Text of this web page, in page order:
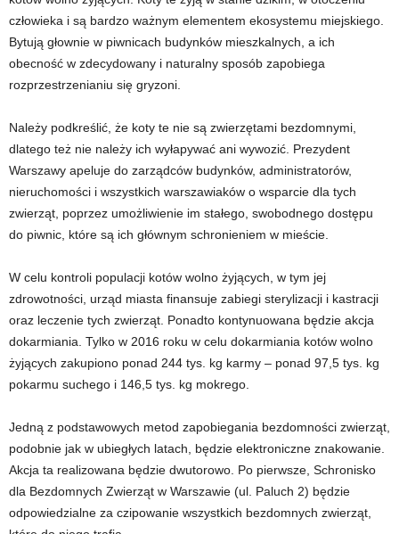
człowieka i są bardzo ważnym elementem ekosystemu miejskiego.
Bytują głownie w piwnicach budynków mieszkalnych, a ich
obecność w zdecydowany i naturalny sposób zapobiega
rozprzestrzenianiu się gryzoni.
Należy podkreślić, że koty te nie są zwierzętami bezdomnymi,
dlatego też nie należy ich wyłapywać ani wywozić. Prezydent
Warszawy apeluje do zarządców budynków, administratorów,
nieruchomości i wszystkich warszawiaków o wsparcie dla tych
zwierząt, poprzez umożliwienie im stałego, swobodnego dostępu
do piwnic, które są ich głównym schronieniem w mieście.
W celu kontroli populacji kotów wolno żyjących, w tym jej
zdrowotności, urząd miasta finansuje zabiegi sterylizacji i kastracji
oraz leczenie tych zwierząt. Ponadto kontynuowana będzie akcja
dokarmiania. Tylko w 2016 roku w celu dokarmiania kotów wolno
żyjących zakupiono ponad 244 tys. kg karmy – ponad 97,5 tys. kg
pokarmu suchego i 146,5 tys. kg mokrego.
Jedną z podstawowych metod zapobiegania bezdomności zwierząt,
podobnie jak w ubiegłych latach, będzie elektroniczne znakowanie.
Akcja ta realizowana będzie dwutorowo. Po pierwsze, Schronisko
dla Bezdomnych Zwierząt w Warszawie (ul. Paluch 2) będzie
odpowiedzialne za czipowanie wszystkich bezdomnych zwierząt,